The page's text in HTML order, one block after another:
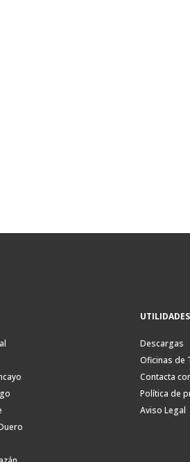
UTILIDADES
Descargas
Oficinas de
Contacta
Política de
Aviso Legal